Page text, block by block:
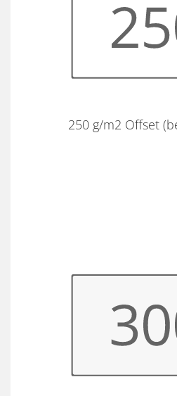
250 g/m2 Offset